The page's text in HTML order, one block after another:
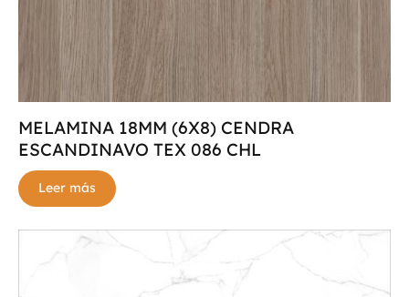
MELAMINA 18MM (6X8) CENDRA
ESCANDINAVO TEX 086 CHL
Leer más